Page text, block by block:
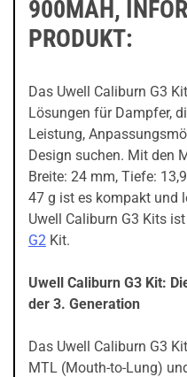
900MAH,
PRODUKT:
Das Uwell Caliburn G3
Lösungen für Dampfer,
Leistung,
Design suchen. Mit den
Breite: 24 mm, Tiefe:
47 g ist es kompakt und
Uwell Caliburn G3 Kits
G2 Kit.
Uwell Caliburn G3 Kit:
der 3. Generation
Das Uwell Caliburn G3
MTL (Mouth-to-Lung)